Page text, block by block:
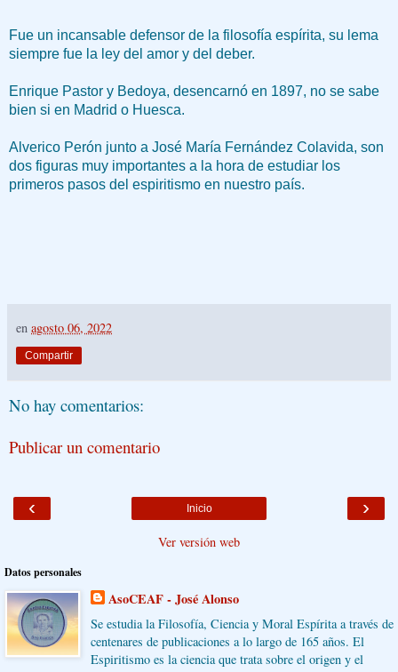
Fue un incansable defensor de la filosofía espírita, su lema
siempre fue la ley del amor y del deber.
Enrique Pastor y Bedoya, desencarnó en 1897, no se sabe
bien si en Madrid o Huesca.
Alverico Perón junto a José María Fernández Colavida, son
dos figuras muy importantes a la hora de estudiar los
primeros pasos del espiritismo en nuestro país.
en agosto 06, 2022
Compartir
No hay comentarios:
Publicar un comentario
‹ ›
Inicio
Ver versión web
Datos personales
AsoCEAF - José Alonso
Se estudia la Filosofía, Ciencia y Moral Espírita a través de
centenares de publicaciones a lo largo de 165 años. El
Espiritismo es la ciencia que trata sobre el origen y el